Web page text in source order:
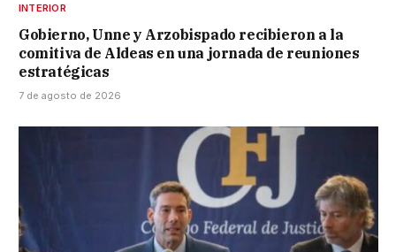
INTERIOR
Gobierno, Unne y Arzobispado recibieron a la
comitiva de Aldeas en una jornada de reuniones
estratégicas
7 de agosto de 2026